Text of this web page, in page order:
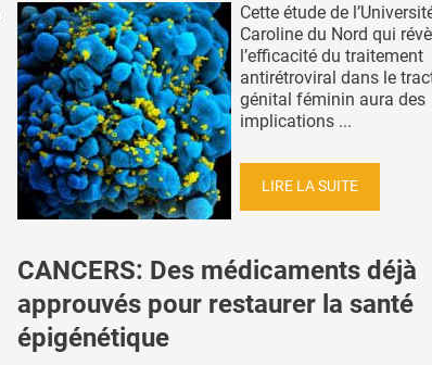
Cette étude de
Caroline du Nord qui
l’efficacité du traitement
antirétroviral dans le
génital féminin aura des
implications ...
LIRE LA SUITE
CANCERS: Des médicaments déjà
approuvés pour restaurer la santé
épigénétique